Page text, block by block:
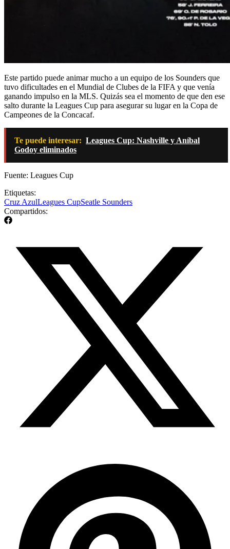
Este partido puede animar mucho a un equipo de los Sounders que
tuvo dificultades en el Mundial de Clubes de la FIFA y que venía
ganando impulso en la MLS. Quizás sea el momento de que den ese
salto durante la Leagues Cup para asegurar su lugar en la Copa de
Campeones de la Concacaf.
Te puede interesar: Leagues Cup: Nashville y Aníbal
Godoy eliminados
Fuente: Leagues Cup
Etiquetas:
Cruz AzulLeagues CupSeatle Sounders
Compartidos: